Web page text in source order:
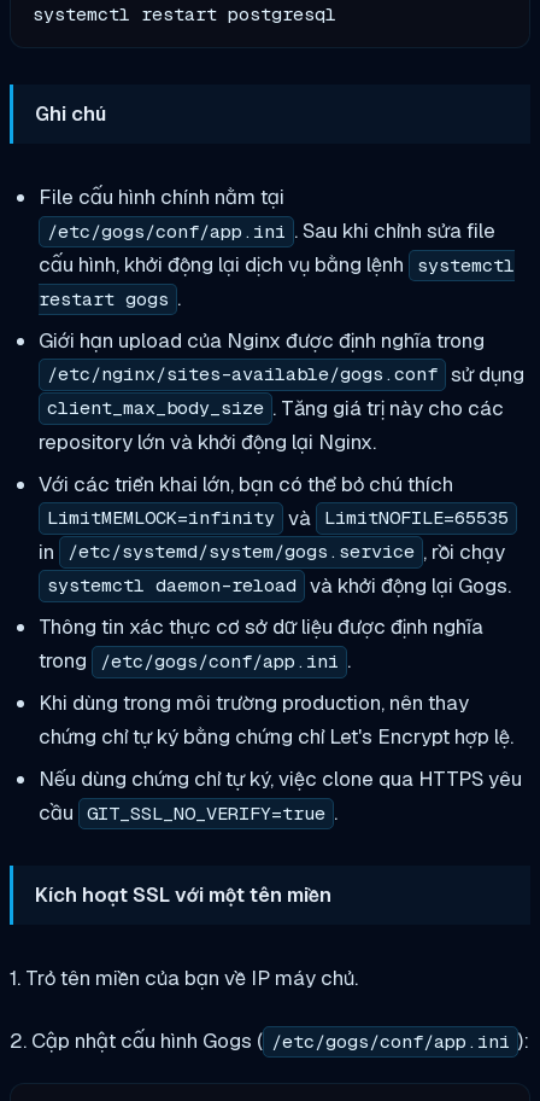
Ghi chú
File cấu hình chính nằm tại
/etc/gogs/conf/app.ini . Sau khi chỉnh sửa file
cấu hình, khởi động lại dịch vụ bằng lệnh
systemctl
restart gogs .
Giới hạn upload của Nginx được định nghĩa trong
/etc/nginx/sites-available/gogs.conf sử dụng
client_max_body_size . Tăng giá trị này cho các
repository lớn và khởi động lại Nginx.
Với các triển khai lớn, bạn có thể bỏ chú thích
LimitMEMLOCK=infinity và LimitNOFILE=65535
in /etc/systemd/system/gogs.service , rồi chạy
systemctl daemon-reload và khởi động lại Gogs.
Thông tin xác thực cơ sở dữ liệu được định nghĩa
trong
/etc/gogs/conf/app.ini .
Khi dùng trong môi trường production, nên thay
chứng chỉ tự ký bằng chứng chỉ Let's Encrypt hợp lệ.
Nếu dùng chứng chỉ tự ký, việc clone qua HTTPS yêu
cầu GIT_SSL_NO_VERIFY=true .
Kích hoạt SSL với một tên miền
1. Trỏ tên miền của bạn về IP máy chủ.
2. Cập nhật cấu hình Gogs ( /etc/gogs/conf/app.ini ):